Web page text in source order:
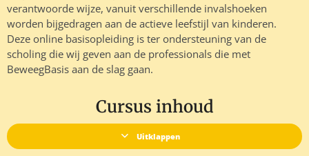
verantwoorde wijze, vanuit verschillende invalshoeken
worden bijgedragen aan de actieve leefstijl van kinderen.
Deze online basisopleiding is ter ondersteuning van de
scholing die wij geven aan de professionals die met
BeweegBasis aan de slag gaan.
Cursus inhoud
Uitklappen